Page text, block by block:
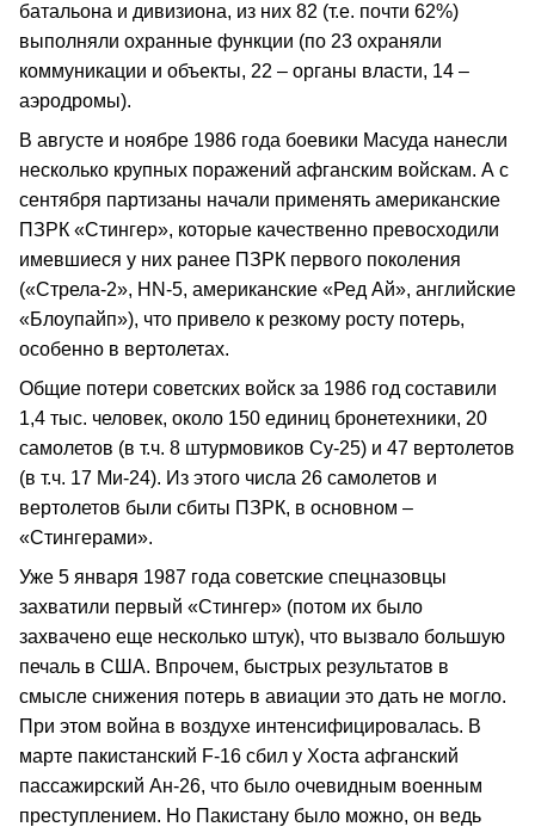
батальона и дивизиона, из них 82 (т.е. почти 62%)
выполняли охранные функции (по 23 охраняли
коммуникации и объекты, 22 – органы власти, 14 –
аэродромы).
В августе и ноябре 1986 года боевики Масуда нанесли
несколько крупных поражений афганским войскам. А с
сентября партизаны начали применять американские
ПЗРК «Стингер», которые качественно превосходили
имевшиеся у них ранее ПЗРК первого поколения
(«Стрела-2», HN-5, американские «Ред Ай», английские
«Блоупайп»), что привело к резкому росту потерь,
особенно в вертолетах.
Общие потери советских войск за 1986 год составили
1,4 тыс. человек, около 150 единиц бронетехники, 20
самолетов (в т.ч. 8 штурмовиков Су-25) и 47 вертолетов
(в т.ч. 17 Ми-24). Из этого числа 26 самолетов и
вертолетов были сбиты ПЗРК, в основном –
«Стингерами».
Уже 5 января 1987 года советские спецназовцы
захватили первый «Стингер» (потом их было
захвачено еще несколько штук), что вызвало большую
печаль в США. Впрочем, быстрых результатов в
смысле снижения потерь в авиации это дать не могло.
При этом война в воздухе интенсифицировалась. В
марте пакистанский F-16 сбил у Хоста афганский
пассажирский Ан-26, что было очевидным военным
преступлением. Но Пакистану было можно, он ведь